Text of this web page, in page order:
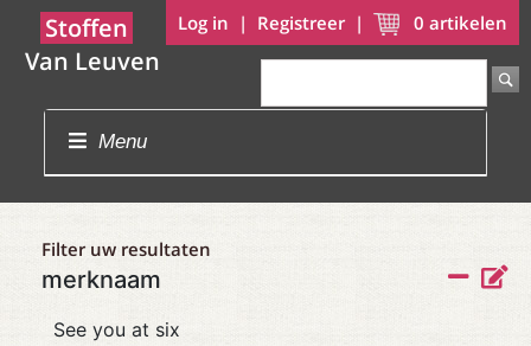
Log in | Registreer | 0 artikelen
Stoffen
Van Leuven
Menu
Filter uw resultaten
merknaam
See you at six